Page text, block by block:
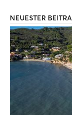
NEUESTER